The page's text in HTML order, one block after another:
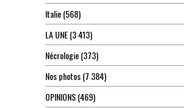
Italie(568)
LA UNE(3 413)
Nécrologie(373)
Nos photos(7 384)
OPINIONS(469)